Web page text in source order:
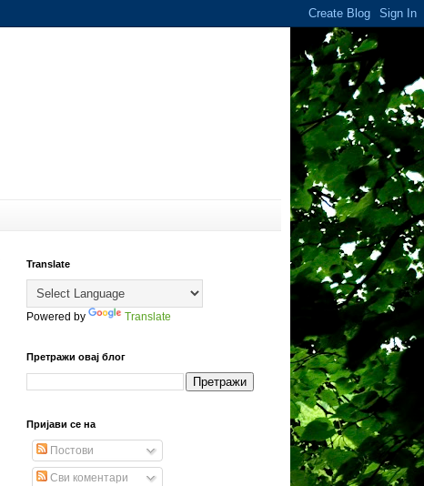
Translate
Powered by Translate
Претражи овај блог
Пријави се на
Постови
Сви коментари